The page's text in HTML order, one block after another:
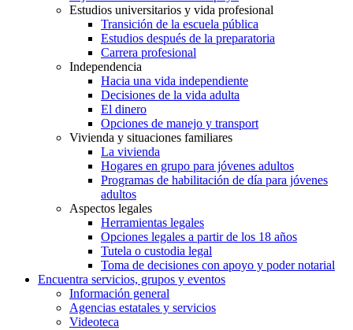
Estudios universitarios y vida profesional
Transición de la escuela pública
Estudios después de la preparatoria
Carrera profesional
Independencia
Hacia una vida independiente
Decisiones de la vida adulta
El dinero
Opciones de manejo y transport
Vivienda y situaciones familiares
La vivienda
Hogares en grupo para jóvenes adultos
Programas de habilitación de día para jóvenes
adultos
Aspectos legales
Herramientas legales
Opciones legales a partir de los 18 años
Tutela o custodia legal
Toma de decisiones con apoyo y poder notarial
Encuentra servicios, grupos y eventos
Información general
Agencias estatales y servicios
Videoteca